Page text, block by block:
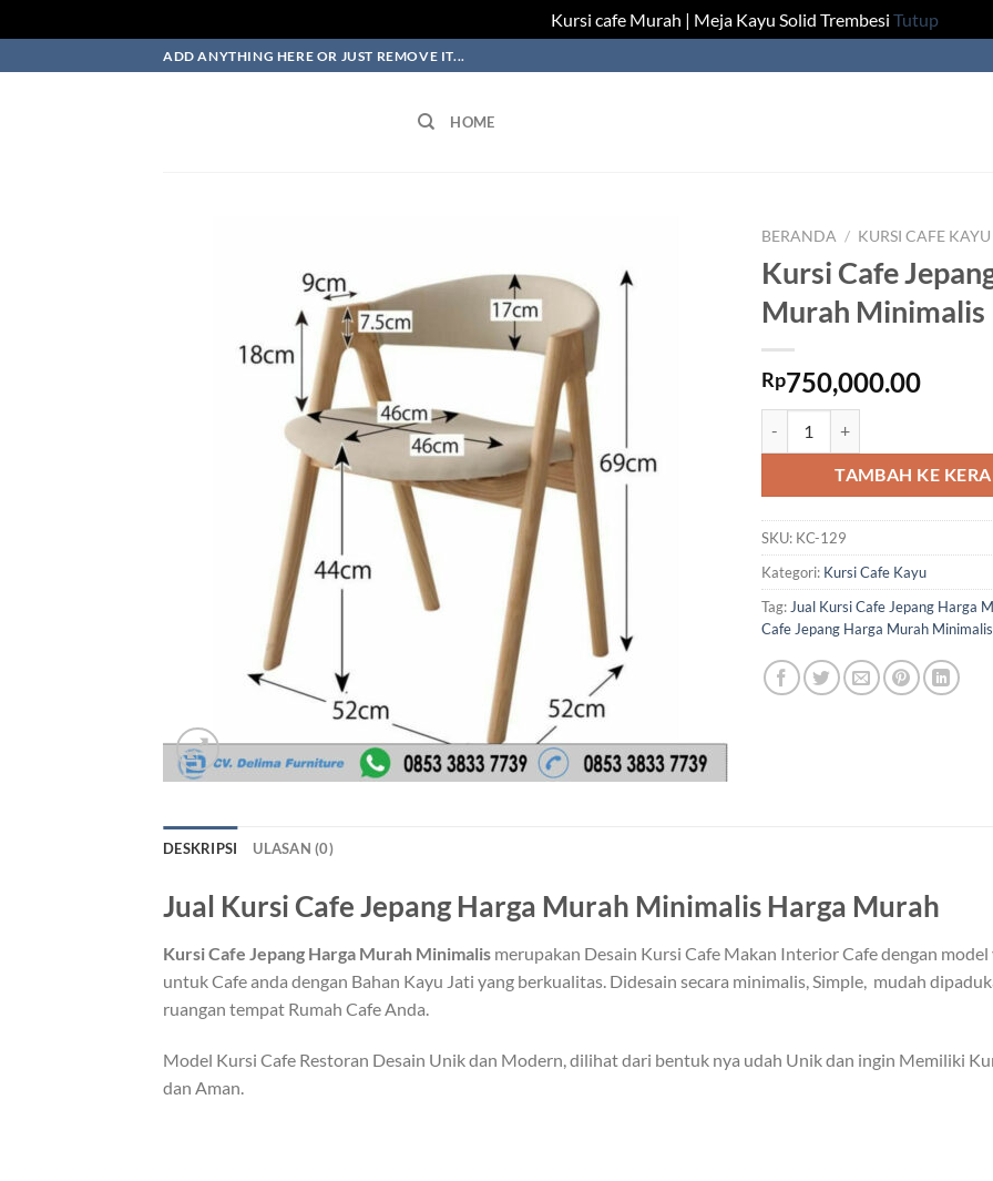
Kursi cafe Murah | Meja Kayu Solid Trembesi Tutup
to
ADD ANYTHING HERE OR JUST REMOVE IT...
HOME
BERANDA / KURSI CAFE KAYU
Kursi Cafe
Murah Minimalis
Rp750,000.00
TAMBAH KE
SKU: KC-129
Kategori: Kursi Cafe Kayu
Tag: Jual Kursi Cafe Jepang Harga
Cafe Jepang Harga Murah Minimalis
DESKRIPSI ULASAN (0)
Jual Kursi Cafe Jepang Harga Murah Minimalis Harga Murah
Kursi Cafe Jepang Harga Murah Minimalis merupakan Desain Kursi Cafe Makan Interior Cafe dengan
untuk Cafe anda dengan Bahan Kayu Jati yang berkualitas. Didesain secara minimalis, Simple, mudah
ruangan tempat Rumah Cafe Anda.
Model Kursi Cafe Restoran Desain Unik dan Modern, dilihat dari bentuk nya udah Unik dan ingin Memiliki
dan Aman.